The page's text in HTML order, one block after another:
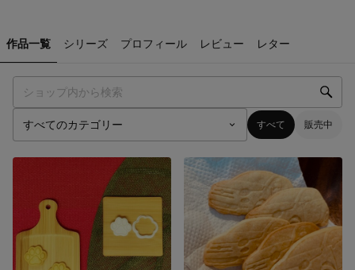
作品一覧 シリーズ プロフィール レビュー レター
すべて 販売中